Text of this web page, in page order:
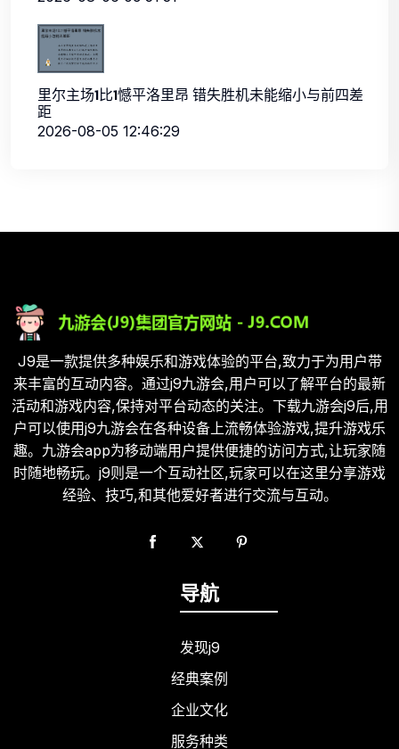
里尔主场1比1憾平洛里昂 错失胜机未能缩小与前四差
距
2026-08-05 12:46:29
J9是一款提供多种娱乐和游戏体验的平台,致力于为用户带
来丰富的互动内容。通过j9九游会,用户可以了解平台的最新
活动和游戏内容,保持对平台动态的关注。下载九游会j9后,用
户可以使用j9九游会在各种设备上流畅体验游戏,提升游戏乐
趣。九游会app为移动端用户提供便捷的访问方式,让玩家随
时随地畅玩。j9则是一个互动社区,玩家可以在这里分享游戏
经验、技巧,和其他爱好者进行交流与互动。
导航
发现j9
经典案例
企业文化
服务种类